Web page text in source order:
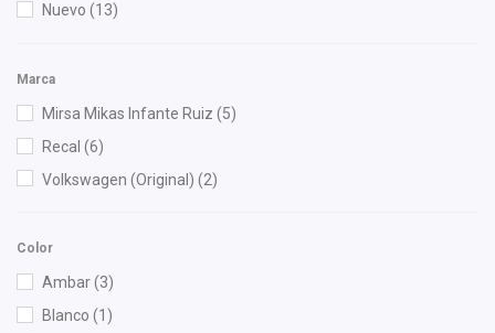
Nuevo (13)
Marca
Mirsa Mikas Infante Ruiz (5)
Recal (6)
Volkswagen (Original) (2)
Color
Ambar(3)
Blanco (1)